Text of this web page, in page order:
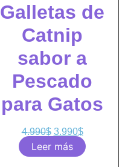
Galletas de
Catnip
sabor a
Pescado
para Gatos
4.990$ 3.990$
Leer más